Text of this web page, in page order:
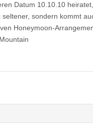
Datum 10.10.10
sondern kommt
Honeymoon-